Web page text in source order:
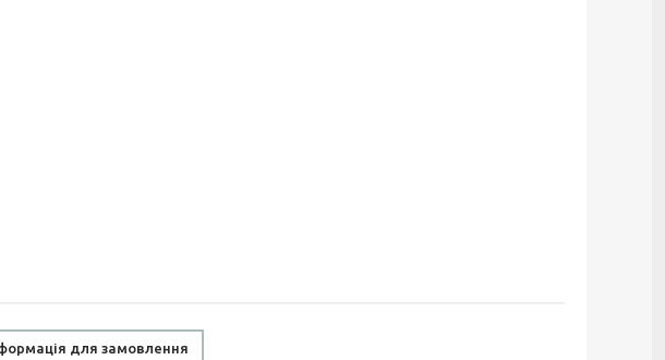
для замовлення